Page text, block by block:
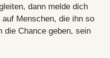
dann melde dich
Menschen, die ihn so
die Chance geben, sein